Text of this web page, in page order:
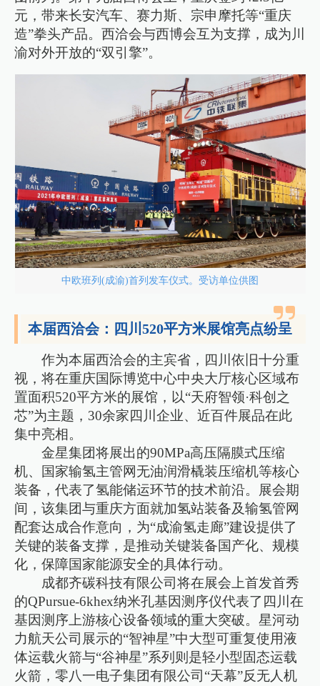
元，带来长安汽车、赛力斯、宗申摩托等“重庆
造”拳头产品。西洽会与西博会互为支撑，成为川
渝对外开放的“双引擎”。
中欧班列(成渝)首列发车仪式。受访单位供图
本届西洽会：四川520平方米展馆亮点纷呈
作为本届西洽会的主宾省，四川依旧十分重
视，将在重庆国际博览中心中央大厅核心区域布
置面积520平方米的展馆，以“天府智领·科创之
芯”为主题，30余家四川企业、近百件展品在此
集中亮相。
金星集团将展出的90MPa高压隔膜式压缩
机、国家输氢主管网无油润滑橇装压缩机等核心
装备，代表了氢能储运环节的技术前沿。展会期
间，该集团与重庆方面就加氢站装备及输氢管网
配套达成合作意向，为“成渝氢走廊”建设提供了
关键的装备支撑，是推动关键装备国产化、规模
化，保障国家能源安全的具体行动。
成都齐碳科技有限公司将在展会上首发首秀
的QPursue-6khex纳米孔基因测序仪代表了四川在
基因测序上游核心设备领域的重大突破。星河动
力航天公司展示的“智神星”中大型可重复使用液
体运载火箭与“谷神星”系列则是轻小型固态运载
火箭，零八一电子集团有限公司“天幕”反无人机